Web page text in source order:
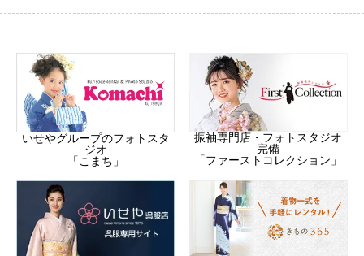
いせやグループのフォトスタ
ジオ
「こまち」
振袖専門店・フォトスタジオ
完備
「ファーストコレクション」